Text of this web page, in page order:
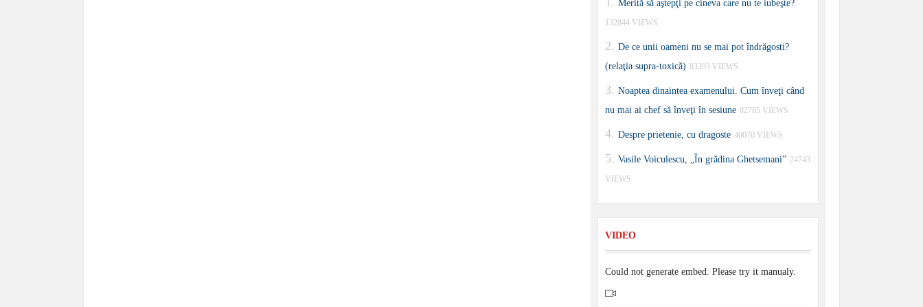
Merită să aştepţi pe cineva care nu te iubeşte?
132844 VIEWS
De ce unii oameni nu se mai pot îndrăgosti?
(relaţia supra-toxică) 83393 VIEWS
Noaptea dinaintea examenului. Cum înveţi când
nu mai ai chef să înveţi în sesiune 82785 VIEWS
Despre prietenie, cu dragoste 40070 VIEWS
Vasile Voiculescu, „În grădina Ghetsemani” 24743
VIEWS
VIDEO
Could not generate embed. Please try it manualy.